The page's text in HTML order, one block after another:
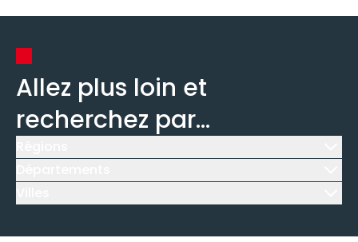
Allez plus loin et
recherchez par...